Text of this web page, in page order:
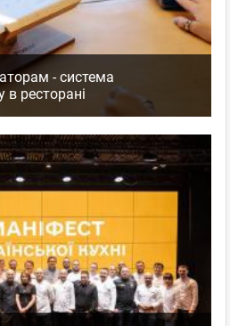
- система
в ресторані